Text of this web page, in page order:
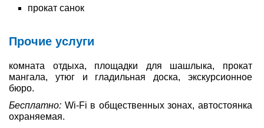
прокат санок
Прочие услуги
комната отдыха, площадки для шашлыка, прокат
мангала, утюг и гладильная доска, экскурсионное
бюро.
Бесплатно: Wi-Fi в общественных зонах, автостоянка
охраняемая.